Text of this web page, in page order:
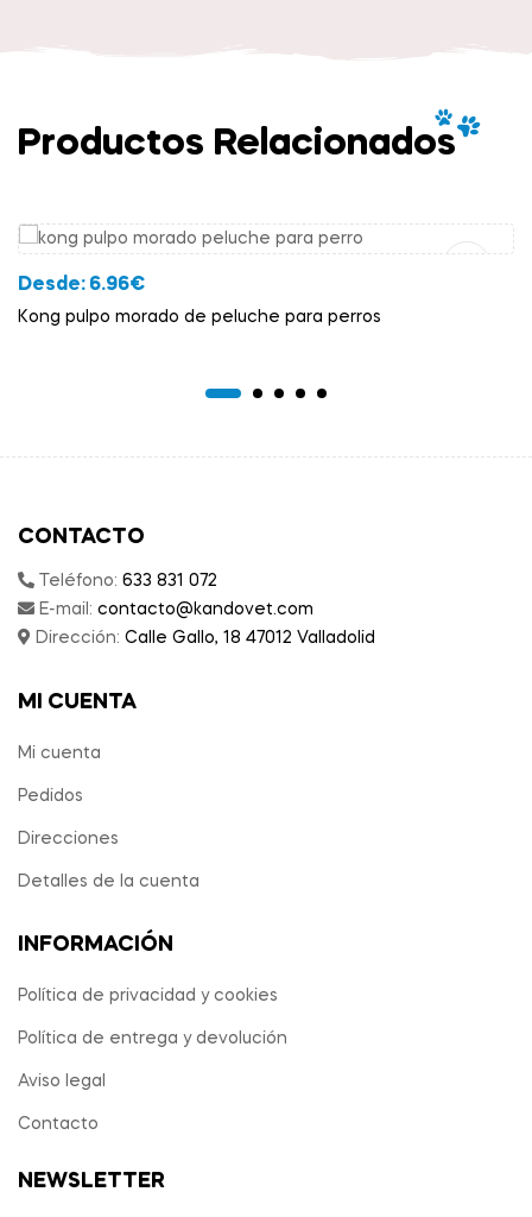
Productos Relacionados
Desde: 6.96€
Kong pulpo morado de peluche para perros
CONTACTO
Teléfono: 633 831 072
E-mail: contacto@kandovet.com
Dirección: Calle Gallo, 18 47012 Valladolid
MI CUENTA
Mi cuenta
Pedidos
Direcciones
Detalles de la cuenta
INFORMACIÓN
Política de privacidad y cookies
Política de entrega y devolución
Aviso legal
Contacto
NEWSLETTER